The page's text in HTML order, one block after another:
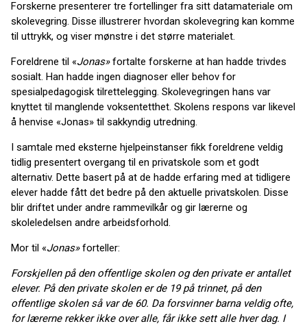
Forskerne presenterer tre fortellinger fra sitt datamateriale om
skolevegring. Disse illustrerer hvordan skolevegring kan komme
til uttrykk, og viser mønstre i det større materialet.
Foreldrene til «Jonas»fortalte forskerne at han hadde trivdes
sosialt. Han hadde ingen diagnoser eller behov for
spesialpedagogisk tilrettelegging. Skolevegringen hans var
knyttet til manglende voksentetthet. Skolens respons var likevel
å henvise «Jonas» til sakkyndig utredning.
I samtale med eksterne hjelpeinstanser fikk foreldrene veldig
tidlig presentert overgang til en privatskole som et godt
alternativ. Dette basert på at de hadde erfaring med at tidligere
elever hadde fått det bedre på den aktuelle privatskolen. Disse
blir driftet under andre rammevilkår og gir lærerne og
skoleledelsen andre arbeidsforhold.
Mor til «Jonas»forteller:
Forskjellen på den offentlige skolen og den private er antallet
elever. På den private skolen er de 19 på trinnet, på den
offentlige skolen så var de 60. Da forsvinner barna veldig ofte,
for lærerne rekker ikke over alle, får ikke sett alle hver dag. I